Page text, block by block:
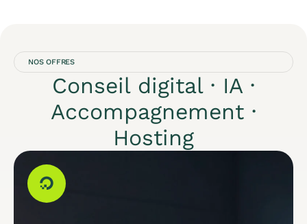
NOS OFFRES
Conseil digital · IA ·
Accompagnement ·
Hosting